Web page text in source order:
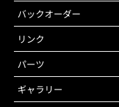
バックオーダー
リンク
パーツ
ギャラリー